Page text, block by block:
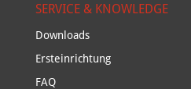
SERVICE & KNOWLEDGE
Downloads
Ersteinrichtung
FAQ